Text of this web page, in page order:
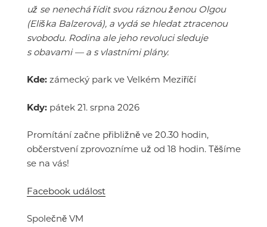
už se nenechá řídit svou ráznou ženou Olgou
(Eliška Balzerová), a vydá se hledat ztracenou
svobodu. Rodina ale jeho revoluci sleduje
s obavami — a s vlastními plány.
Kde: zámecký park ve Velkém Meziříčí
Kdy: pátek 21. srpna 2026
Promítání začne přibližně ve 20.30 hodin,
občerstvení zprovozníme už od 18 hodin. Těšíme
se na vás!
Facebook událost
Společně VM